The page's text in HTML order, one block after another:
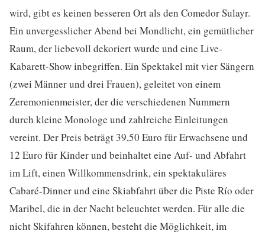
wird, gibt es keinen besseren Ort als den Comedor Sulayr.
Ein unvergesslicher Abend bei Mondlicht, ein gemütlicher
Raum, der liebevoll dekoriert wurde und eine Live-
Kabarett-Show inbegriffen. Ein Spektakel mit vier Sängern
(zwei Männer und drei Frauen), geleitet von einem
Zeremonienmeister, der die verschiedenen Nummern
durch kleine Monologe und zahlreiche Einleitungen
vereint. Der Preis beträgt 39,50 Euro für Erwachsene und
12 Euro für Kinder und beinhaltet eine Auf- und Abfahrt
im Lift, einen Willkommensdrink, ein spektakuläres
Cabaré-Dinner und eine Skiabfahrt über die Piste Río oder
Maribel, die in der Nacht beleuchtet werden. Für alle die
nicht Skifahren können, besteht die Möglichkeit, im